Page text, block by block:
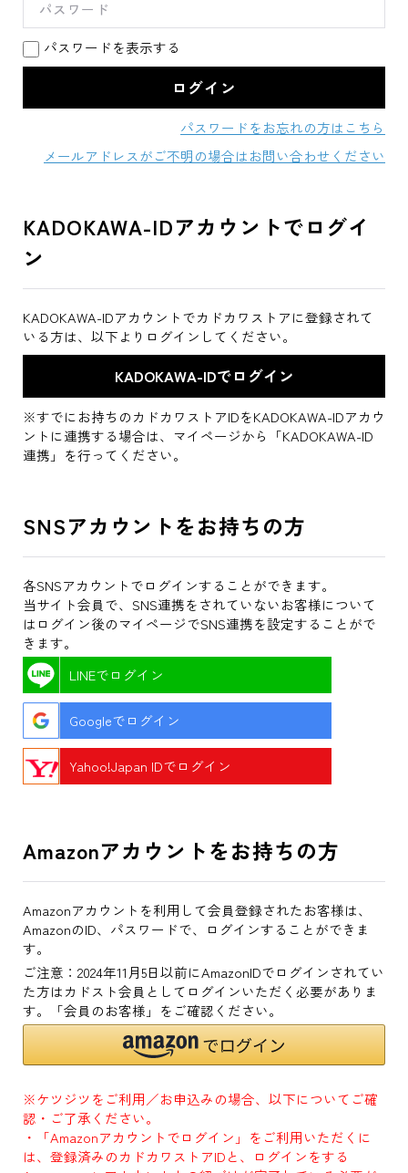
パスワードを表示する
パスワードをお忘れの方はこちら
メールアドレスがご不明の場合はお問い合わせください
KADOKAWA-IDアカウントでログイ
ン
KADOKAWA-IDアカウントでカドカワストアに登録されて
いる方は、以下よりログインしてください。
※すでにお持ちのカドカワストアIDをKADOKAWA-IDアカウ
ントに連携する場合は、マイページから「KADOKAWA-ID
連携」を行ってください。
SNSアカウントをお持ちの方
各SNSアカウントでログインすることができます。
当サイト会員で、SNS連携をされていないお客様について
はログイン後のマイページでSNS連携を設定することがで
きます。
LINEでログイン
Googleでログイン
Yahoo!Japan IDでログイン
Amazonアカウントをお持ちの方
Amazonアカウントを利用して会員登録されたお客様は、
AmazonのID、パスワードで、ログインすることができま
す。
ご注意：2024年11月5日以前にAmazonIDでログインされてい
た方はカドスト会員としてログインいただく必要がありま
す。「会員のお客様」をご確認ください。
※ケツジツをご利用／お申込みの場合、以下についてご確
認・ご了承ください。
・「Amazonアカウントでログイン」をご利用いただくに
は、登録済みのカドカワストアIDと、ログインをする